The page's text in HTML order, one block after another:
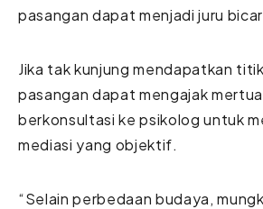
pasangan dapat menjadi juru
Jika tak kunjung mendapatkan
pasangan dapat mengajak
berkonsultasi ke psikolog untuk
mediasi yang objektif.
“Selain perbedaan budaya,